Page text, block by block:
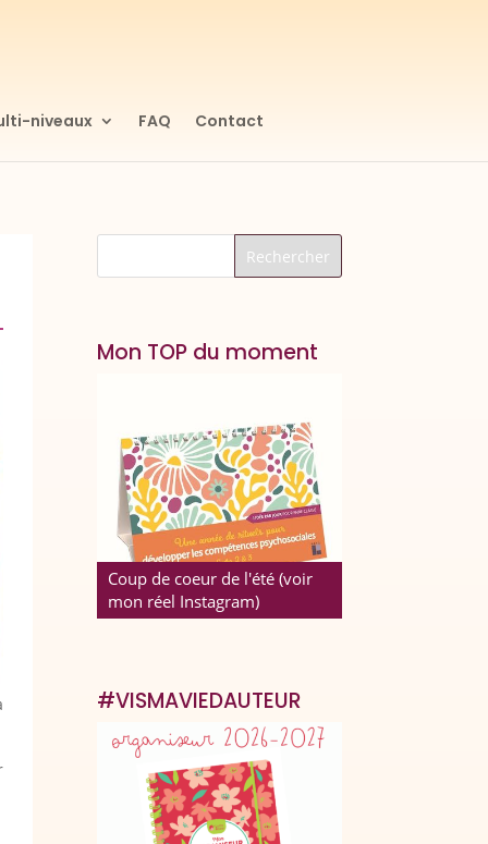
niveaux FAQ Contact
Mon TOP du moment
Coup de coeur de l'été (voir
mon réel Instagram)
#VISMAVIEDAUTEUR